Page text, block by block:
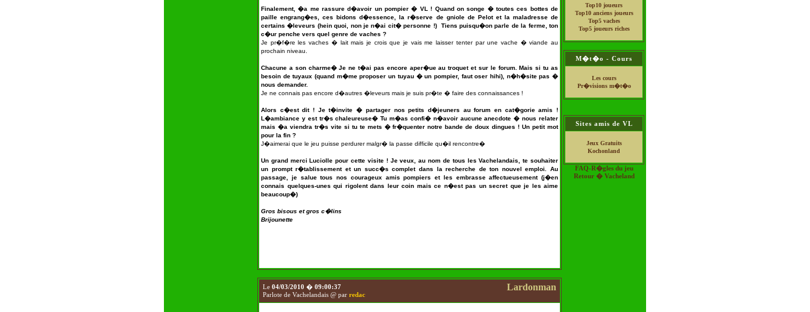
Finalement, �a me rassure d�avoir un pompier � VL ! Quand on songe � toutes ces bottes de
paille engrang�es, ces bidons d�essence, la r�serve de gniole de Pelot et la maladresse de
certains �leveurs (hein quoi, non je n�ai cit� personne !)
Tiens puisqu�on parle de la ferme, ton
c�ur penche vers quel genre de vaches ?
Je pr�f�re les vaches � lait mais je crois que je vais me laisser tenter par une vache � viande au
prochain niveau.
Chacune a son charme� Je ne t�ai pas encore aper�ue au troquet et sur le forum. Mais si tu as
besoin de tuyaux (quand m�me proposer un tuyau � un pompier, faut oser hihi), n�h�site pas �
nous demander.
Je ne connais pas encore d�autres �leveurs mais je suis pr�te � faire des connaissances !
Alors c�est dit ! Je t�invite � partager nos petits d�jeuners au forum en cat�gorie amis !
L�ambiance y est tr�s chaleureuse� Tu m�as confi� n�avoir aucune anecdote � nous relater
mais �a viendra tr�s vite si tu te mets � fr�quenter notre bande de doux dingues ! Un petit mot
pour la fin ?
J�aimerai que le jeu puisse perdurer malgr� la passe difficile qu�il rencontre�
Un grand merci Luciolle pour cette visite ! Je veux, au nom de tous les Vachelandais, te souhaiter
un prompt r�tablissement et un succ�s complet dans la recherche de ton nouvel emploi. Au
passage, je salue tous nos courageux amis pompiers et les embrasse affectueusement (j�en
connais quelques-unes qui rigolent dans leur coin mais ce n�est pas un secret que je les aime
beaucoup�)
Gros bisous et gros c�lins
Brijounette
Le 04/03/2010 � 09:00:37
Parlote de Vachelandais @ par redac
Lardonman
Top10 joueurs
Top10 anciens joueurs
Top5 vaches
Top5 joueurs riches
M�t�o - Cours
Les cours
Pr�visions m�t�o
Sites amis de VL
Jeux Gratuits
Kochonland
FAQ-R�gles du jeu
Retour � Vacheland